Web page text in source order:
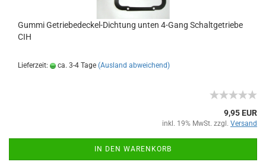
Gummi Getriebedeckel-Dichtung unten 4-Gang Schaltgetriebe
CIH
Lieferzeit: ca. 3-4 Tage (Ausland abweichend)
9,95 EUR
inkl. 19% MwSt. zzgl. Versand
IN DEN WARENKORB